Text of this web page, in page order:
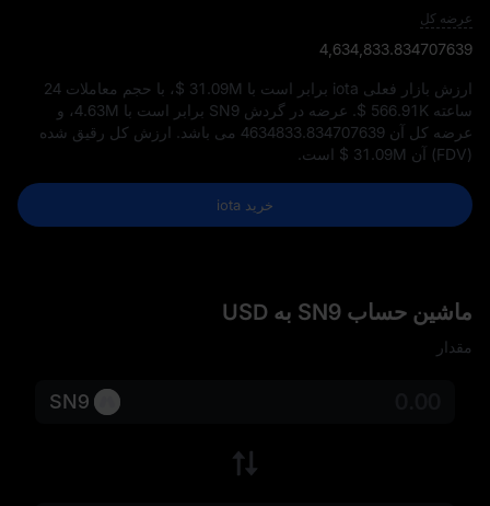
عرضه کل
4,634,833.834707639
ارزش بازار فعلی iota برابر است با $ 31.09M
، با حجم معاملات 24
ساعته $ 566.91K . عرضه در گردش SN9 برابر است با 4.63M، و
عرضه کل آن 4634833.834707639 می‌ باشد. ارزش کل رقیق‌ شده
(FDV) آن
$ 31.09M است.
خرید iota
ماشین حساب SN9 به USD
مقدار
SN9